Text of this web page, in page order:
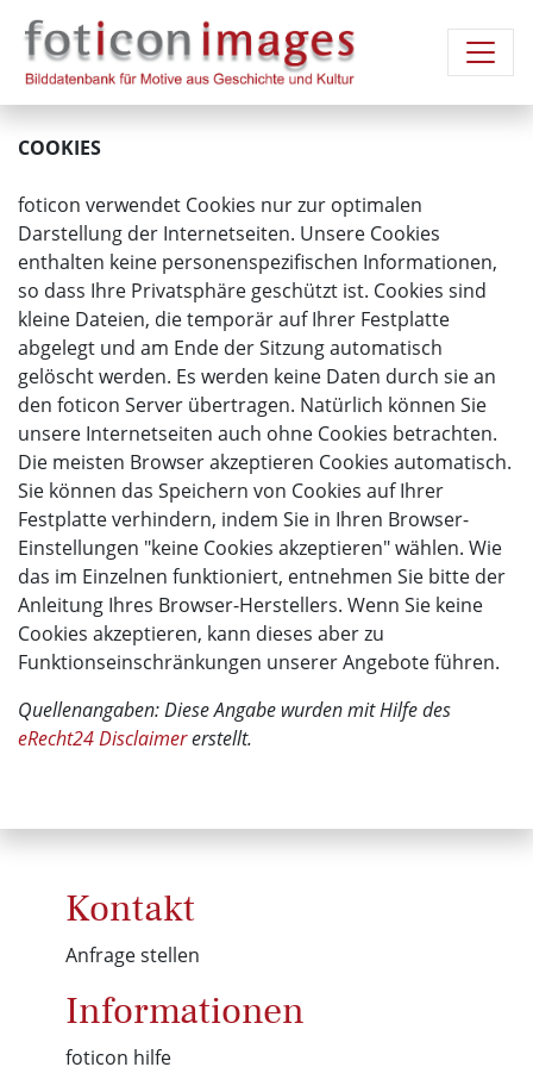
COOKIES
foticon verwendet Cookies nur zur optimalen
Darstellung der Internetseiten. Unsere Cookies
enthalten keine personenspezifischen Informationen,
so dass Ihre Privatsphäre geschützt ist. Cookies sind
kleine Dateien, die temporär auf Ihrer Festplatte
abgelegt und am Ende der Sitzung automatisch
gelöscht werden. Es werden keine Daten durch sie an
den foticon Server übertragen. Natürlich können Sie
unsere Internetseiten auch ohne Cookies betrachten.
Die meisten Browser akzeptieren Cookies automatisch.
Sie können das Speichern von Cookies auf Ihrer
Festplatte verhindern, indem Sie in Ihren Browser-
Einstellungen "keine Cookies akzeptieren" wählen. Wie
das im Einzelnen funktioniert, entnehmen Sie bitte der
Anleitung Ihres Browser-Herstellers. Wenn Sie keine
Cookies akzeptieren, kann dieses aber zu
Funktionseinschränkungen unserer Angebote führen.
Quellenangaben: Diese Angabe wurden mit Hilfe des
eRecht24 Disclaimererstellt.
Kontakt
Anfrage stellen
Informationen
foticon hilfe